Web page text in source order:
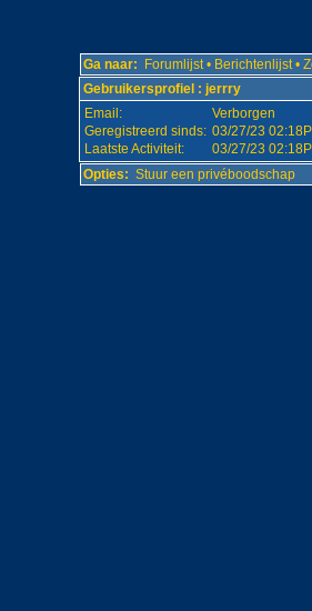
Ga naar: Forumlijst • Berichtenlijst •
Gebruikersprofiel : jerrry
Email:
Verborgen
Geregistreerd sinds: 03/27/23
Laatste Activiteit:
03/27/23
Opties: Stuur een privéboodschap